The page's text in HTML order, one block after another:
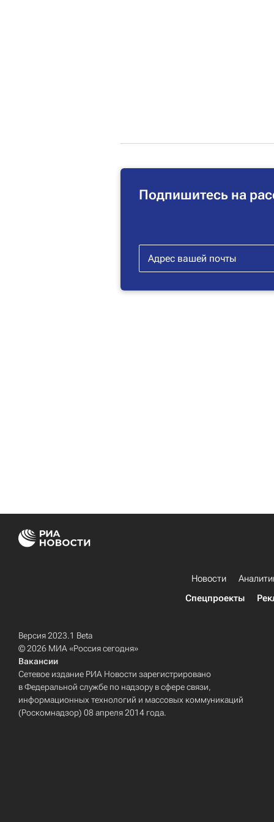
Подпишитесь на
Новости
Спецпроекты
Версия 2023.1 Beta
© 2026 МИА «Россия сегодня»
Вакансии
Сетевое издание РИА Новости зарегистрировано
в Федеральной службе по надзору в сфере связи,
информационных технологий и массовых коммуникаций
(Роскомнадзор) 08 апреля 2014 года.